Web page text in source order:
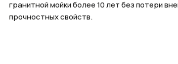
гранитной мойки более 10 лет без потери
прочностных свойств.